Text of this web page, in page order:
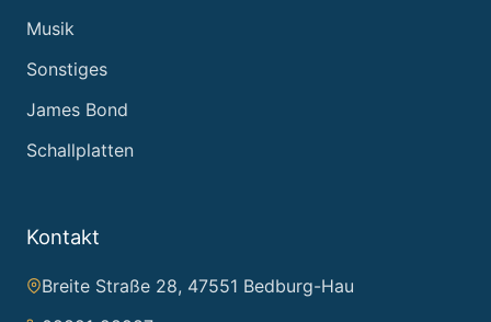
Musik
Sonstiges
James Bond
Schallplatten
Kontakt
Breite Straße 28, 47551 Bedburg-Hau